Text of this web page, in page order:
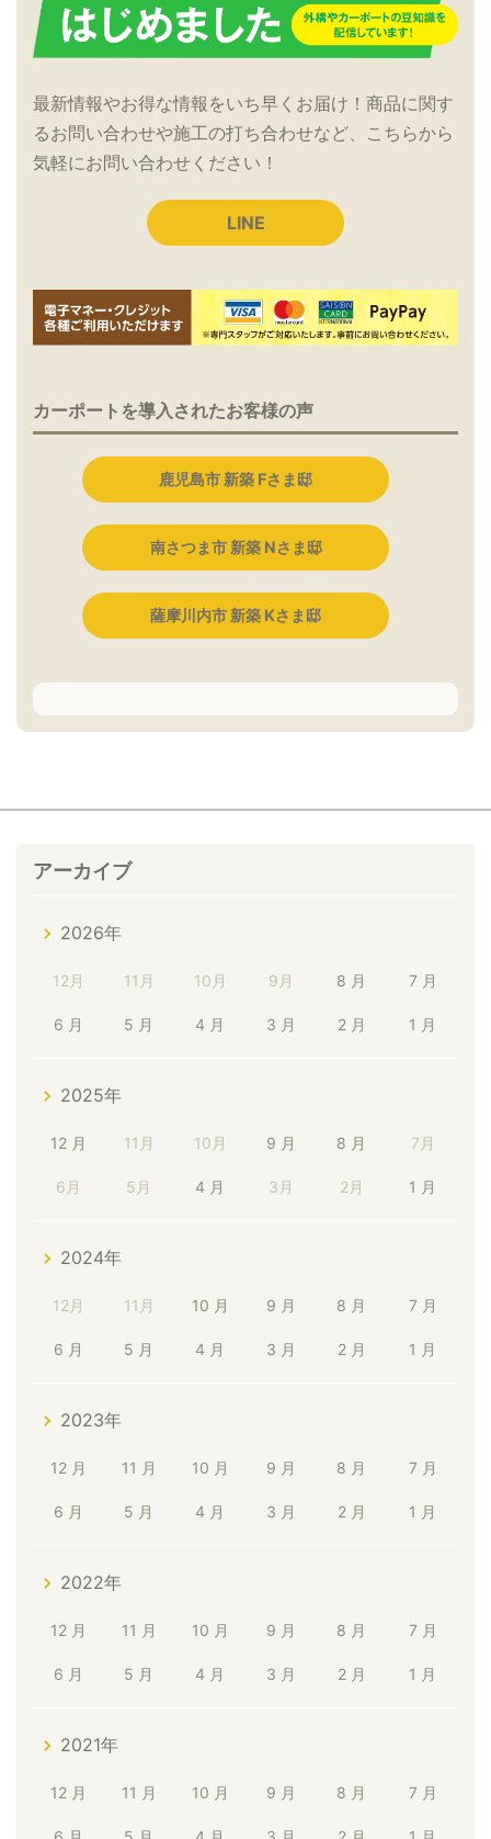
最新情報やお得な情報をいち早くお届け！商品に関す
るお問い合わせや施工の打ち合わせなど、こちらから
気軽にお問い合わせください！
LINE
カーポートを導入されたお客様の声
鹿児島市 新築 Fさま邸
南さつま市 新築 Nさま邸
薩摩川内市 新築 Kさま邸
アーカイブ
2026年
12月 11月 10月 9月 8 月 7 月
6 月 5 月 4 月 3 月 2 月 1 月
2025年
12 月 11月 10月 9 月 8 月 7月
6月 5月 4 月 3月 2月 1 月
2024年
12月 11月 10 月 9 月 8 月 7 月
6 月 5 月 4 月 3 月 2 月 1 月
2023年
12 月 11 月 10 月 9 月 8 月 7 月
6 月 5 月 4 月 3 月 2 月 1 月
2022年
12 月 11 月 10 月 9 月 8 月 7 月
6 月 5 月 4 月 3 月 2 月 1 月
2021年
12 月 11 月 10 月 9 月 8 月 7 月